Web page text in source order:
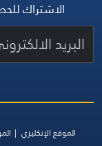
الاشتراك
الموقع الإنكليزي